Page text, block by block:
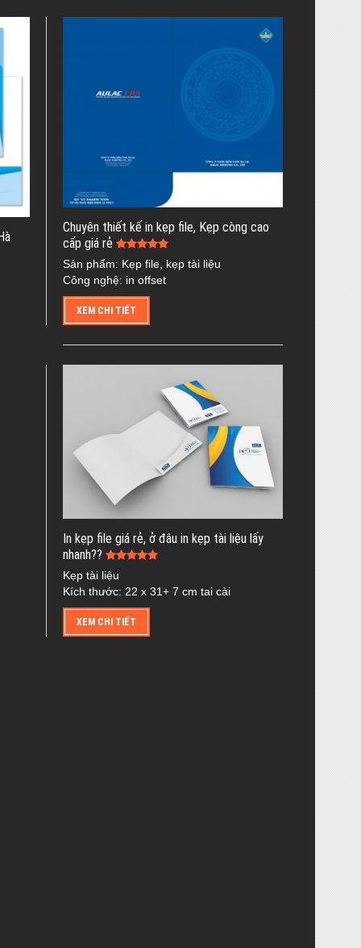
Chuyên thiết kế in kẹp file, Kẹp còng cao
cấp giá rẻ
Sản phẩm: Kẹp file, kẹp tài liệu
Công nghệ: in offset
XEM CHI TIẾT
In kẹp file giá rẻ, ở đâu in kẹp tài liệu lấy
nhanh??
Kẹp tài liệu
Kích thước: 22 x 31+ 7 cm tai cài
XEM CHI TIẾT